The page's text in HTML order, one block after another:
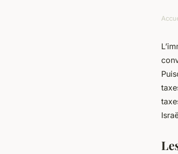
Dans quel
sur les taxes